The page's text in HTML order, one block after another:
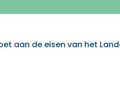
aan de eisen van het